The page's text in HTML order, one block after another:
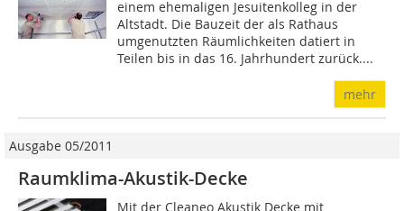
einem ehemaligen Jesuitenkolleg in der
Altstadt. Die Bauzeit der als Rathaus
umgenutzten Räumlichkeiten datiert in
Teilen bis in das 16. Jahrhundert zurück....
mehr
Ausgabe 05/2011
Raumklima-Akustik-Decke
Mit der Cleaneo Akustik Decke mit